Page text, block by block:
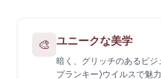
🎨 ユニークな美学
暗く、グリッチのあるビ
プランキー)ウイルスで魅